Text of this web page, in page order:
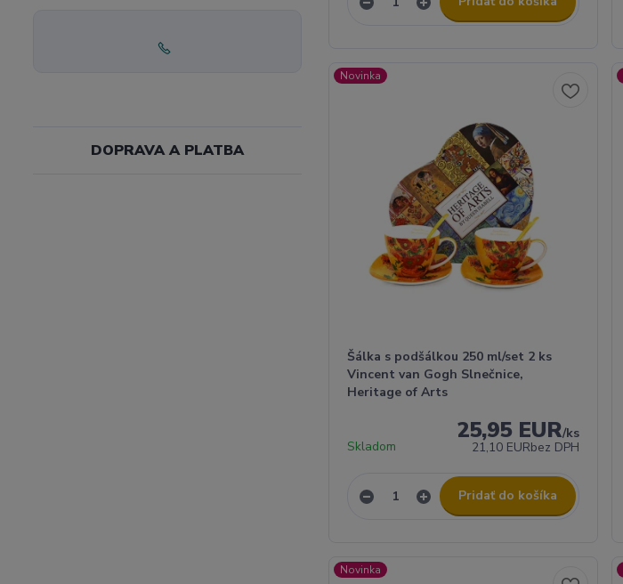
Novinka
Šálka s podšálkou 250 ml/set 2 ks
Vincent van Gogh Slnečnice,
Heritage of Arts
25,95 EUR/ks
21,10 EURbez DPH
Skladom
Pridať do košíka
Novinka
DOPRAVA A PLATBA